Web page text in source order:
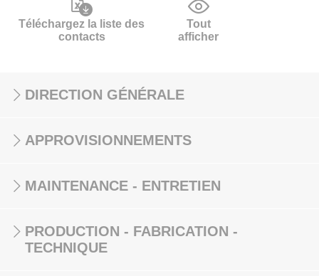
Téléchargez la liste des
contacts
Tout
afficher
DIRECTION GÉNÉRALE
APPROVISIONNEMENTS
MAINTENANCE - ENTRETIEN
PRODUCTION - FABRICATION -
TECHNIQUE